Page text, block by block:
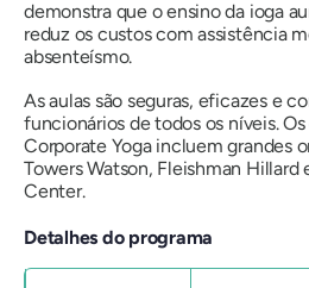
demonstra que o ensino da ioga
reduz os custos com assistência
absenteísmo.
As aulas são seguras, eficazes e
funcionários de todos os níveis.
Corporate Yoga incluem grandes
Towers Watson, Fleishman Hillard
Center.
Detalhes do programa